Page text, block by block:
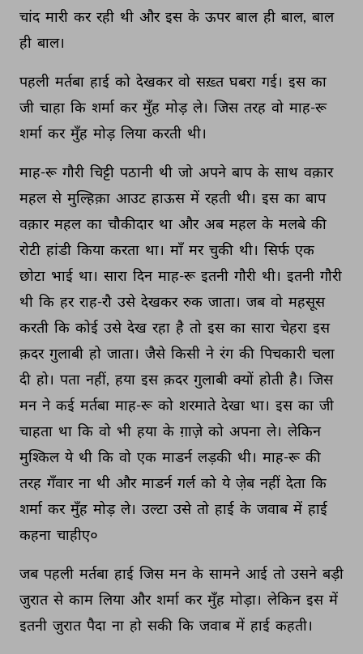
चांद मारी कर रही थी और इस के ऊपर बाल ही बाल, बाल
ही बाल।
पहली मर्तबा हाई को देखकर वो सख़्त घबरा गई। इस का
जी चाहा कि शर्मा कर मुँह मोड़ ले। जिस तरह वो माह-रू
शर्मा कर मुँह मोड़ लिया करती थी।
माह-रू गौरी चिट्टी पठानी थी जो अपने बाप के साथ वक़ार
महल से मुल्हिक़ा आउट हाऊस में रहती थी। इस का बाप
वक़ार महल का चौकीदार था और अब महल के मलबे की
रोटी हांडी किया करता था। माँ मर चुकी थी। सिर्फ एक
छोटा भाई था। सारा दिन माह-रू इतनी गौरी थी। इतनी गौरी
थी कि हर राह-रौ उसे देखकर रुक जाता। जब वो महसूस
करती कि कोई उसे देख रहा है तो इस का सारा चेहरा इस
क़दर गुलाबी हो जाता। जैसे किसी ने रंग की पिचकारी चला
दी हो। पता नहीं, हया इस क़दर गुलाबी क्यों होती है। जिस
मन ने कई मर्तबा माह-रू को शरमाते देखा था। इस का जी
चाहता था कि वो भी हया के ग़ाज़े को अपना ले। लेकिन
मुश्किल ये थी कि वो एक माडर्न लड़की थी। माह-रू की
तरह गँवार ना थी और माडर्न गर्ल को ये जे़ब नहीं देता कि
शर्मा कर मुँह मोड़ ले। उल्टा उसे तो हाई के जवाब में हाई
कहना चाहीए०
जब पहली मर्तबा हाई जिस मन के सामने आई तो उसने बड़ी
जुरात से काम लिया और शर्मा कर मुँह मोड़ा। लेकिन इस में
इतनी जुरात पैदा ना हो सकी कि जवाब में हाई कहती।